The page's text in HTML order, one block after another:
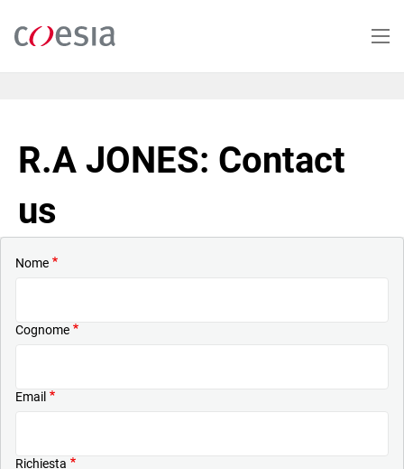
contenuto
R.A JONES: Contact
us
Nome
Cognome
Email
Richiesta